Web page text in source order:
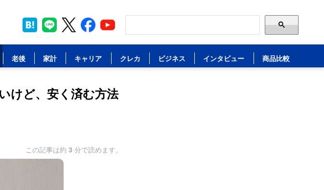
老後 家計 キャリア クレカ ビジネス インタビュー 商品比較
けど、安く済む方法
この記事は約 3 分で読めます。